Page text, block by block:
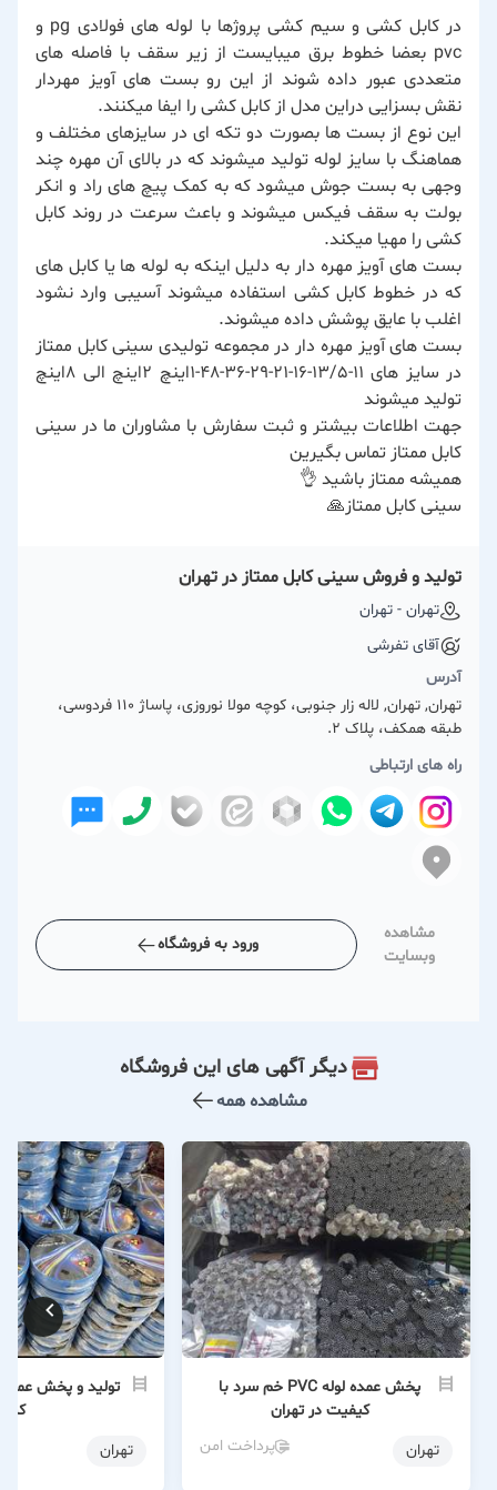
در کابل کشی و سیم کشی پروژها با لوله های فولادی pg و
pvc بعضا خطوط برق میبایست از زیر سقف با فاصله های
متعددی عبور داده شوند از این رو بست های آویز مهردار
نقش بسزایی دراین مدل از کابل کشی را ایفا میکنند.
این نوع از بست ها بصورت دو تکه ای در سایزهای مختلف و
هماهنگ با سایز لوله تولید میشوند که در بالای آن مهره چند
وجهی به بست جوش میشود که به کمک پیچ های راد و انکر
بولت به سقف فیکس میشوند و باعث سرعت در روند کابل
کشی را مهیا میکند.
بست های آویز مهره دار به دلیل اینکه به لوله ها یا کابل های
که در خطوط کابل کشی استفاده میشوند آسیبی وارد نشود
اغلب با عایق پوشش داده میشوند.
بست های آویز مهره دار در مجموعه تولیدی سینی کابل ممتاز
در سایز های 11-13/5-16-21-29-36-48-1اینچ 2اینچ الی 8اینچ
تولید میشوند
جهت اطلاعات بیشتر و ثبت سفارش با مشاوران ما در سینی
کابل ممتاز تماس بگیرین
همیشه ممتاز باشید 👌
سینی کابل ممتاز🙏
تولید و فروش سینی کابل ممتاز در تهران
تهران - تهران
آقای تفرشی
آدرس
تهران, تهران, لاله زار جنوبی، کوچه مولا نوروزی، پاساژ 110 فردوسی،
طبقه همکف، پلاک 2.
راه های ارتباطی
مشاهده
وبسایت
ورود به فروشگاه
دیگر آگهی های این فروشگاه
مشاهده همه
پخش عمده لوله PVC خم سرد با
کیفیت در تهران
تهران
پرداخت امن
تولید و پخش
کرج
تهران